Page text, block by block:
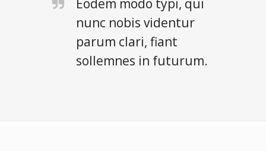
Eodem modo typi, qui
nunc nobis videntur
parum clari, fiant
sollemnes in futurum.